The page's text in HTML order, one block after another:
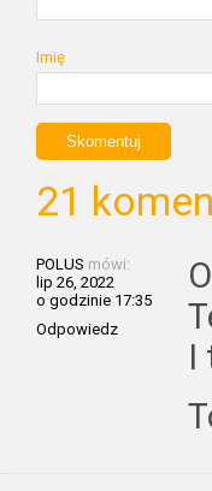
Imię
21
POLUS mówi:
lip 26, 2022
o godzinie 17:35
Odpowiedz
I